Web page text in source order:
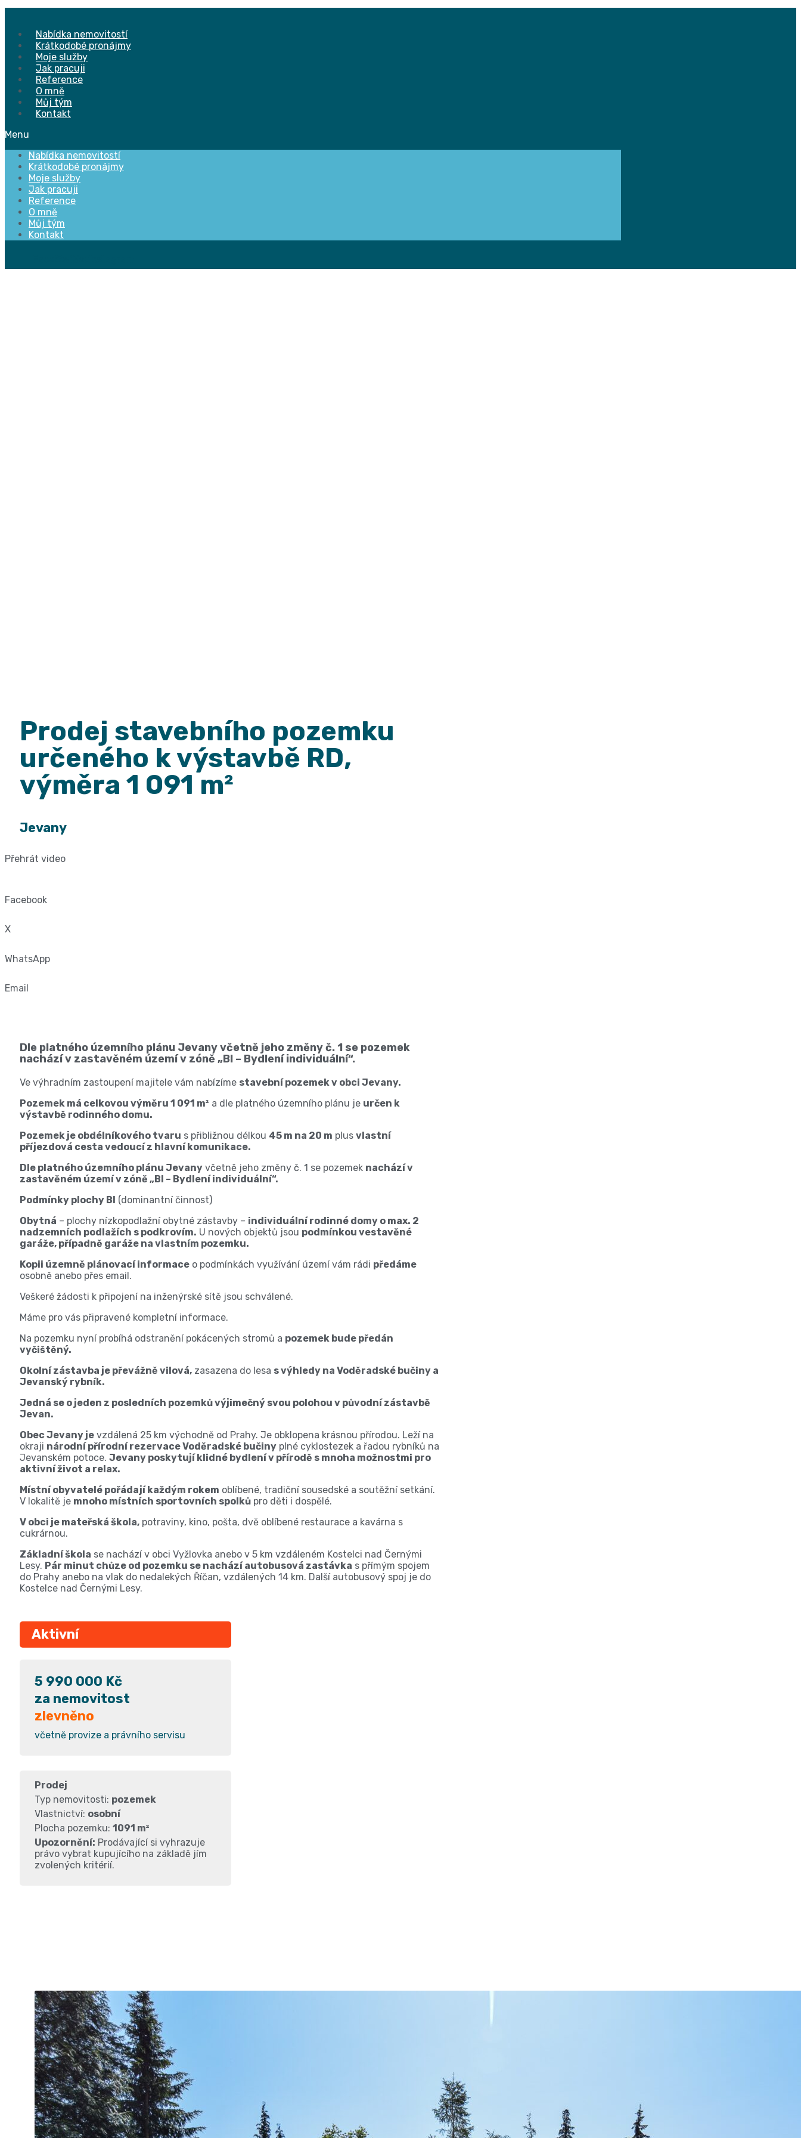
Přejít
obsahuNabídka nemovitostí
Krátkodobé pronájmy
Moje služby
Jak pracuji
Reference
O mně
Můj tým
Kontakt
Menu
Nabídka nemovitostí
Krátkodobé pronájmy
Moje služby
Jak pracuji
Reference
O mně
Můj tým
Kontakt
Prodej stavebního pozemku
určeného k výstavbě RD,
výměra 1 091 m²
Jevany
Přehrát video
Facebook
X
WhatsApp
Email
Dle platného územního plánu Jevany včetně jeho změny č. 1 se pozemek
nachází v zastavěném území v zóně „BI – Bydlení individuální“.
Ve výhradním zastoupení majitele vám nabízíme stavební pozemek v obci Jevany.
Pozemek má celkovou výměru 1 091 m² a dle platného územního plánu je určen k
výstavbě rodinného domu.
Pozemek je obdélníkového tvaru s přibližnou délkou 45 m na 20 m plus vlastní
příjezdová cesta vedoucí z hlavní komunikace.
Dle platného územního plánu Jevany včetně jeho změny č. 1 se pozemek nachází v
zastavěném území v zóně „BI – Bydlení individuální“.
Podmínky plochy BI (dominantní činnost)
Obytná – plochy nízkopodlažní obytné zástavby – individuální rodinné domy o max. 2
nadzemních podlažích s podkrovím. U nových objektů jsou podmínkou vestavěné
garáže, případně garáže na vlastním pozemku.
Kopii územně plánovací informace o podmínkách využívání území vám rádi předáme
osobně anebo přes email.
Veškeré žádosti k připojení na inženýrské sítě jsou schválené.
Máme pro vás připravené kompletní informace.
Na pozemku nyní probíhá odstranění pokácených stromů a pozemek bude předán
vyčištěný.
Okolní zástavba je převážně vilová, zasazena do lesa s výhledy na Voděradské bučiny a
Jevanský rybník.
Jedná se o jeden z posledních pozemků výjimečný svou polohou v původní zástavbě
Jevan.
Obec Jevany je vzdálená 25 km východně od Prahy. Je obklopena krásnou přírodou. Leží na
okraji národní přírodní rezervace Voděradské bučiny plné cyklostezek a řadou rybníků na
Jevanském potoce. Jevany poskytují klidné bydlení v přírodě s mnoha možnostmi pro
aktivní život a relax.
Místní obyvatelé pořádají každým rokem oblíbené, tradiční sousedské a soutěžní setkání.
V lokalitě je mnoho místních sportovních spolků pro děti i dospělé.
V obci je mateřská škola, potraviny, kino, pošta, dvě oblíbené restaurace a kavárna s
cukrárnou.
Základní škola se nachází v obci Vyžlovka anebo v 5 km vzdáleném Kostelci nad Černými
Lesy. Pár minut chůze od pozemku se nachází autobusová zastávka s přímým spojem
do Prahy anebo na vlak do nedalekých Říčan, vzdálených 14 km. Další autobusový spoj je do
Kostelce nad Černými Lesy.
Aktivní
5 990 000 Kč
za nemovitost
zlevněno
včetně provize a právního servisu
Prodej
Typ nemovitosti: pozemek
Vlastnictví: osobní
Plocha pozemku: 1091 m²
Upozornění: Prodávající si vyhrazuje
právo vybrat kupujícího na základě jím
zvolených kritérií.